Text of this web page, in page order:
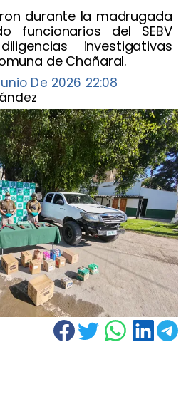
durante la madrugada
funcionarios del SEBV
investigativas
de Chañaral.
De 2026 22:08